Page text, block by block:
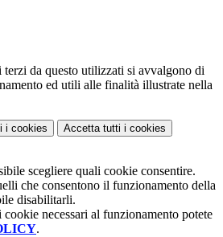
da questo utilizzati si avvalgono di
ed utili alle finalità illustrate nella
i cookies Accetta tutti i cookies
scegliere quali cookie consentire.
che consentono il funzionamento della
disabilitarli.
necessari al funzionamento potete
.